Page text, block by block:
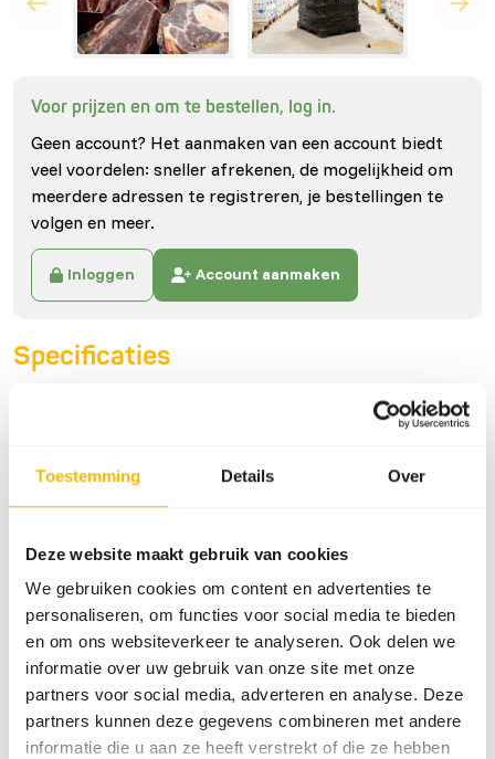
Toestemming Details Over
Deze website maakt gebruik van cookies
We gebruiken cookies om content en advertenties te
personaliseren, om functies voor social media te bieden
en om ons websiteverkeer te analyseren. Ook delen we
informatie over uw gebruik van onze site met onze
partners voor social media, adverteren en analyse. Deze
partners kunnen deze gegevens combineren met andere
informatie die u aan ze heeft verstrekt of die ze hebben
Voor prijzen en om te bestellen, log in.
Geen account? Het aanmaken van een account biedt
veel voordelen: sneller afrekenen, de mogelijkheid om
meerdere adressen te registreren, je bestellingen te
volgen en meer.
Inloggen Account aanmaken
Specificaties
Artikel
Rundvlees met bot - cat.
Verkoopeenheid
per kg
Voorraadstatus
Uit voorraad leverbaar
500 kg per pallet
Details